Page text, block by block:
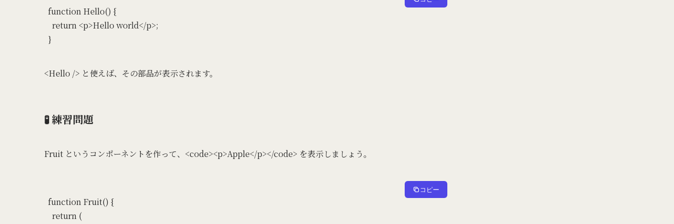
function Hello() {
  return <p>Hello world</p>;
<Hello /> と使えば、その部品が表示されます。
🧪 練習問題
Fruit というコンポーネントを作って、<code><p>Apple</p></code> を表示しましょう。
function Fruit() {
  return (
コピー